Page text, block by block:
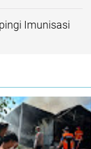
Imunisasi